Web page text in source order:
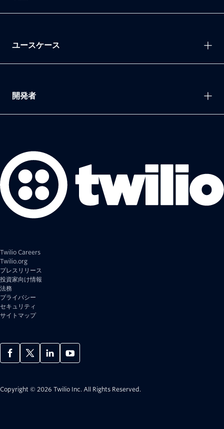
Twilio Careers
Twilio.org
プレスリリース
投資家向け情報
法務
プライバシー
セキュリティ
サイトマップ
Copyright © 2026 Twilio Inc. All Rights Reserved.
ユースケース
開発者